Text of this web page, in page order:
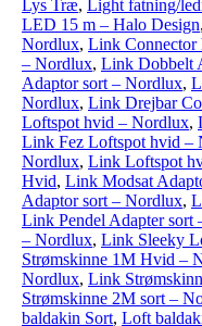
Lys Træ, Light fatning/
LED 15 m – Halo Design,
Nordlux, Link
– Nordlux, Link Dobbelt
Adaptor sort – Nordlux,
Nordlux, Link Drejbar
Loftspot hvid – Nordlux,
Link Fez Loftspot hvid –
Nordlux, Link Loftspot
Hvid, Link Modsat
Adaptor sort – Nordlux,
Link Pendel Adapter sort
– Nordlux, Link Sleeky
Strømskinne 1M Hvid –
Nordlux, Link
Strømskinne 2M sort –
baldakin Sort, Loft